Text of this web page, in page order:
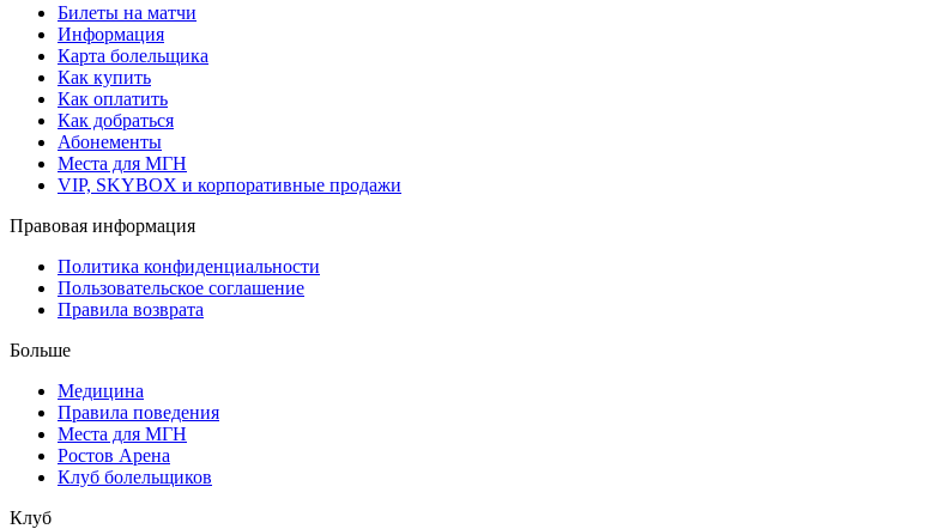
Билеты на матчи
Информация
Карта болельщика
Как купить
Как оплатить
Как добраться
Абонементы
Места для МГН
VIP, SKYBOX и корпоративные продажи
Правовая информация
Политика конфиденциальности
Пользовательское соглашение
Правила возврата
Больше
Медицина
Правила поведения
Места для МГН
Ростов Арена
Клуб болельщиков
Клуб